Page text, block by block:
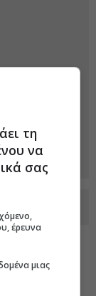
τη
να
σας
έρευνα
μιας